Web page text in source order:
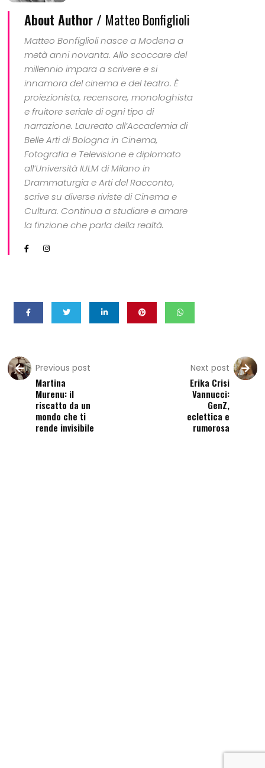
About Author / Matteo Bonfiglioli
Matteo Bonfiglioli nasce a Modena a
metà anni novanta. Allo scoccare del
millennio impara a scrivere e si
innamora del cinema e del teatro. È
proiezionista, recensore, monologhista
e fruitore seriale di ogni tipo di
narrazione. Laureato all’Accademia di
Belle Arti di Bologna in Cinema,
Fotografia e Televisione e diplomato
all’Università IULM di Milano in
Drammaturgia e Arti del Racconto,
scrive su diverse riviste di Cinema e
Cultura. Continua a studiare e amare
la finzione che parla della realtà.
Previous post
Martina
Murenu: il
riscatto da un
mondo che ti
rende invisibile
Next post
Erika Crisi
Vannucci:
GenZ,
eclettica e
rumorosa